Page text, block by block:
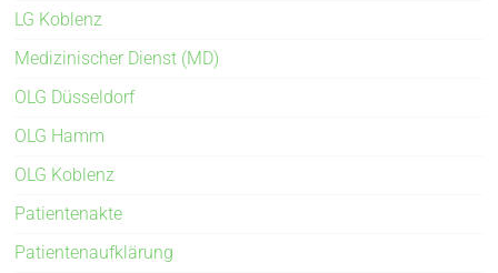
LG Koblenz
Medizinischer Dienst (MD)
OLG Düsseldorf
OLG Hamm
OLG Koblenz
Patientenakte
Patientenaufklärung